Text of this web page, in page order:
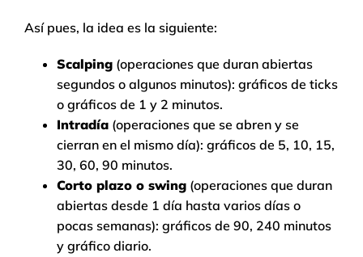
Así pues, la idea es la siguiente:
Scalping (operaciones que duran abiertas
segundos o algunos minutos): gráficos de ticks
o gráficos de 1 y 2 minutos.
Intradía (operaciones que se abren y se
cierran en el mismo día): gráficos de 5, 10, 15,
30, 60, 90 minutos.
Corto plazo o swing (operaciones que duran
abiertas desde 1 día hasta varios días o
pocas semanas): gráficos de 90, 240 minutos
y gráfico diario.